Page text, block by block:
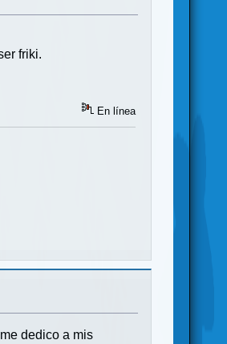
friki.
En línea
dedico a mis